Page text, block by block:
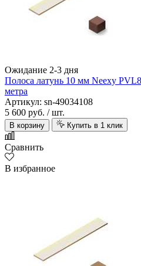
Ожидание 2-3 дня
Полоса латунь 10 мм Neexy
метра
Артикул: sn-49034108
5 600 руб. / шт.
В корзину Купить в 1 клик
Сравнить
В избранное